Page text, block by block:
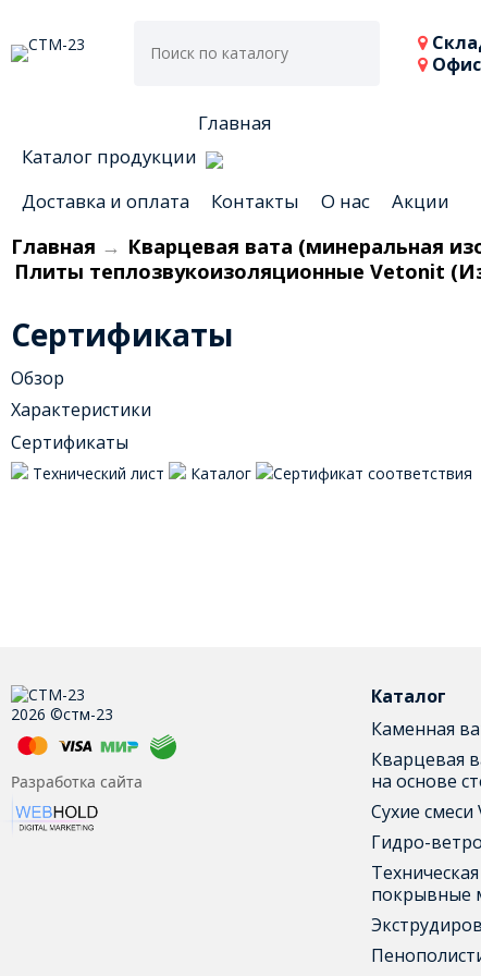
Главная
Каталог продукции
Доставка и оплата
Контакты О нас Акции
Главная → Кварцевая вата (минеральная
Плиты теплозвукоизоляционные Vetonit
Сертификаты
Обзор
Характеристики
Сертификаты
Технический лист Каталог Сертификат соответствия
2026 ©стм-23
Разработка сайта
Каталог
Каменная
Кварцевая
на основе
Сухие
Гидро-
покрывные